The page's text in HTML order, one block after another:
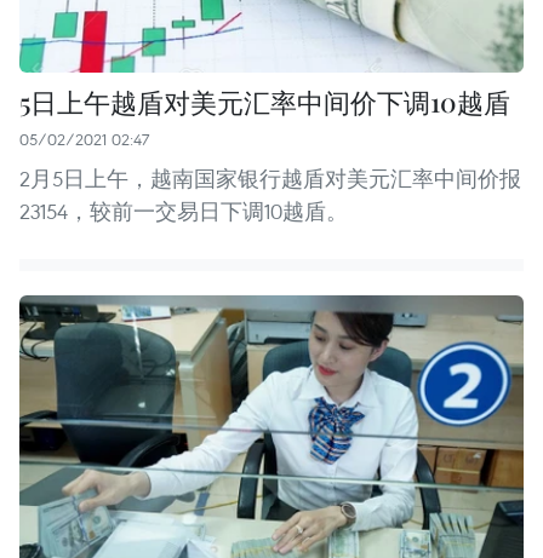
5日上午越盾对美元汇率中间价下调10越盾
05/02/2021 02:47
2月5日上午，越南国家银行越盾对美元汇率中间价报
23154，较前一交易日下调10越盾。